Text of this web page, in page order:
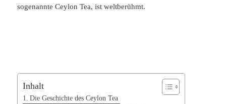
sogenannte Ceylon Tea, ist weltberühmt.
Inhalt
Die Geschichte des Ceylon Tea